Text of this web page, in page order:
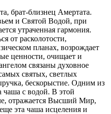
брат-близнец Амертата.
и Святой Водой, при
утраченная гармония.
от расколотости,
планах, возрождает
ценности, очищает и
связаны духовное
святых, светлых
бескорыстие. Одним из
чаша с водой. В этой
отражается Высший Мир,
эта чаша исцеления и